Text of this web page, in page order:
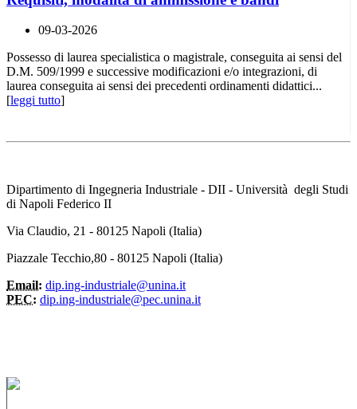
09-03-2026
Possesso di laurea specialistica o magistrale, conseguita ai sensi del
D.M. 509/1999 e successive modificazioni e/o integrazioni, di
laurea conseguita ai sensi dei precedenti ordinamenti didattici...
[leggi tutto]
Dipartimento di Ingegneria Industriale - DII - Università degli Studi
di Napoli Federico II
Via Claudio, 21 - 80125 Napoli (Italia)
Piazzale Tecchio,80 - 80125 Napoli (Italia)
Email: dip.ing-industriale@unina.it
PEC: dip.ing-industriale@pec.unina.it